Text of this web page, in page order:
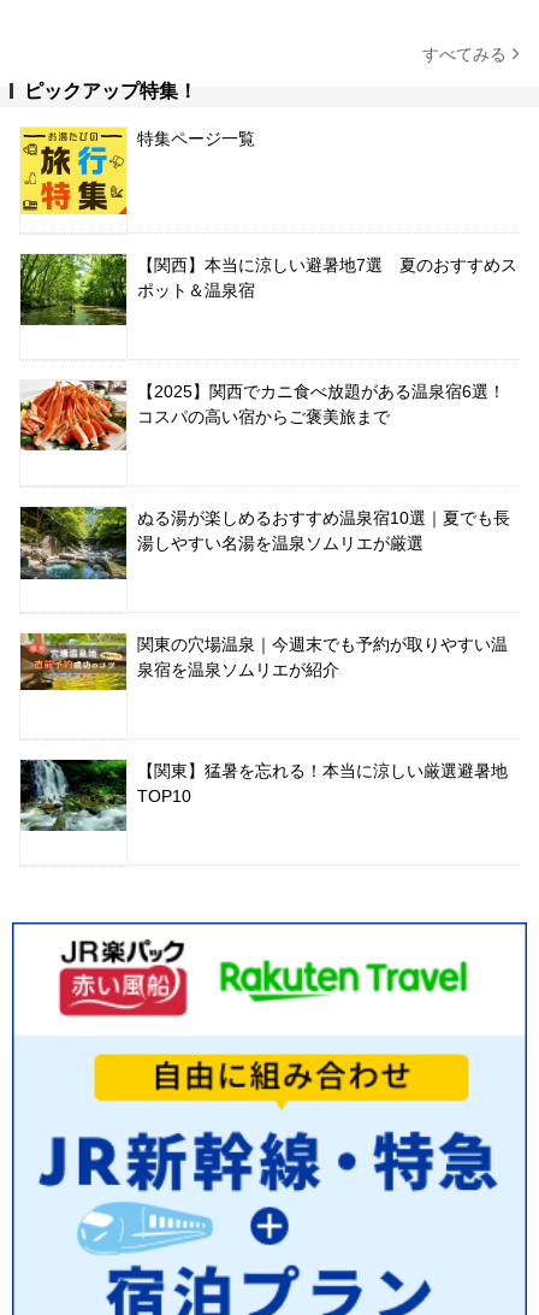
すべてみる
ピックアップ特集！
特集ページ一覧
【関西】本当に涼しい避暑地7選 夏のおすすめス
ポット＆温泉宿
【2025】関西でカニ食べ放題がある温泉宿6選！
コスパの高い宿からご褒美旅まで
ぬる湯が楽しめるおすすめ温泉宿10選｜夏でも長
湯しやすい名湯を温泉ソムリエが厳選
関東の穴場温泉｜今週末でも予約が取りやすい温
泉宿を温泉ソムリエが紹介
【関東】猛暑を忘れる！本当に涼しい厳選避暑地
TOP10